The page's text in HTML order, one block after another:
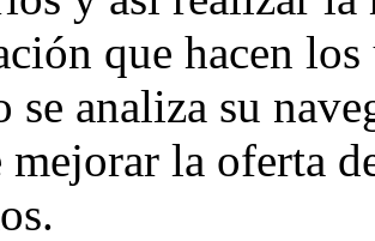
que hacen
se analiza su
la oferta